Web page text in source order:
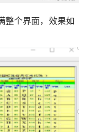
整个界面，效果如